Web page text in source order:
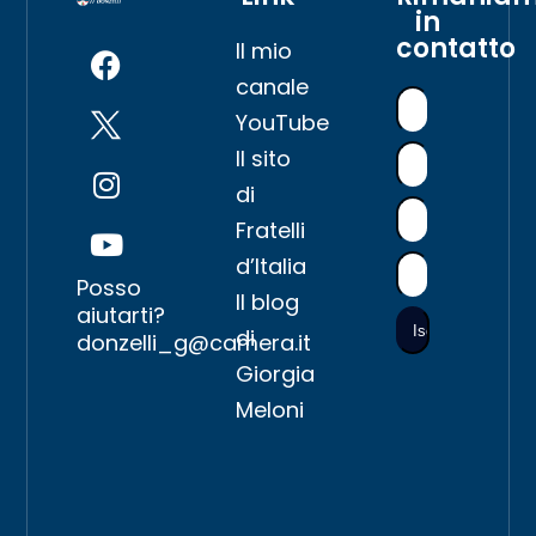
Posso
aiutarti?
donzelli_g@camera.it
Il mio
canale
YouTube
Il sito
di
Fratelli
d’Italia
Il blog
di
Giorgia
Meloni
in
contatto